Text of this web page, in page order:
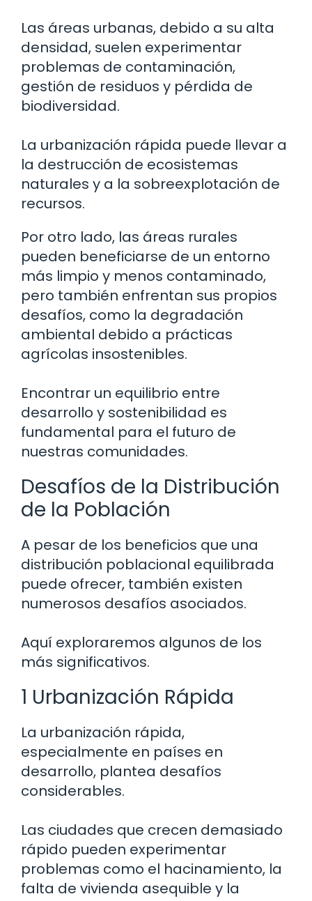
Las áreas urbanas, debido a su alta
densidad, suelen experimentar
problemas de contaminación,
gestión de residuos y pérdida de
biodiversidad.
La urbanización rápida puede llevar a
la destrucción de ecosistemas
naturales y a la sobreexplotación de
recursos.
Por otro lado, las áreas rurales
pueden beneficiarse de un entorno
más limpio y menos contaminado,
pero también enfrentan sus propios
desafíos, como la degradación
ambiental debido a prácticas
agrícolas insostenibles.
Encontrar un equilibrio entre
desarrollo y sostenibilidad es
fundamental para el futuro de
nuestras comunidades.
Desafíos de la Distribución
de la Población
A pesar de los beneficios que una
distribución poblacional equilibrada
puede ofrecer, también existen
numerosos desafíos asociados.
Aquí exploraremos algunos de los
más significativos.
1 Urbanización Rápida
La urbanización rápida,
especialmente en países en
desarrollo, plantea desafíos
considerables.
Las ciudades que crecen demasiado
rápido pueden experimentar
problemas como el hacinamiento, la
falta de vivienda asequible y la